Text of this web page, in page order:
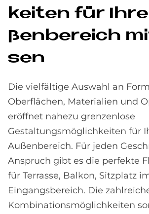
kei­ten für
ßen­be­reich
sen
Die vielfältige Auswahl an
Oberflächen, Materialien und
eröffnet nahezu grenzenlose
Gestaltungsmöglichkeiten für
Außenbereich. Für jeden
Anspruch gibt es die perfekte
für Terrasse, Balkon, Sitzplatz
Eingangsbereich. Die
Kombinationsmöglichkeiten